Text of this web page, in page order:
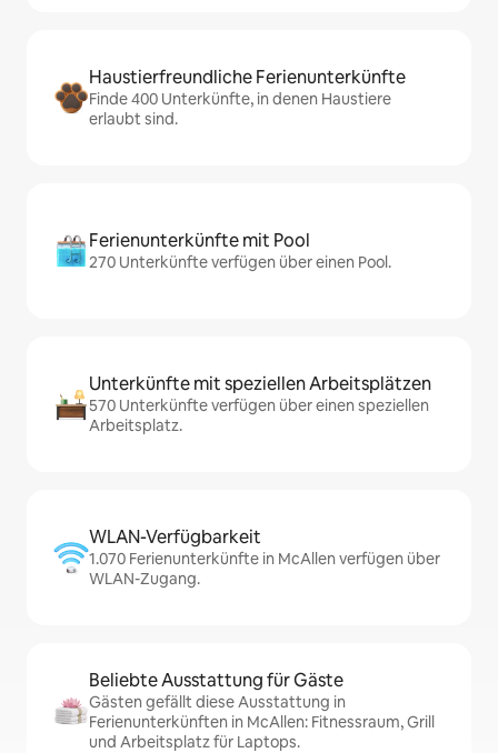
Haustierfreundliche Ferienunterkünfte
Finde 400 Unterkünfte, in denen Haustiere
erlaubt sind.
Ferienunterkünfte mit Pool
270 Unterkünfte verfügen über einen Pool.
Unterkünfte mit speziellen Arbeitsplätzen
570 Unterkünfte verfügen über einen speziellen
Arbeitsplatz.
WLAN-Verfügbarkeit
1.070 Ferienunterkünfte in McAllen verfügen über
WLAN-Zugang.
Beliebte Ausstattung für Gäste
Gästen gefällt diese Ausstattung in
Ferienunterkünften in McAllen: Fitnessraum, Grill
und Arbeitsplatz für Laptops.